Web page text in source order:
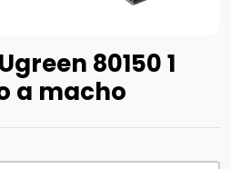
80150 1
a macho